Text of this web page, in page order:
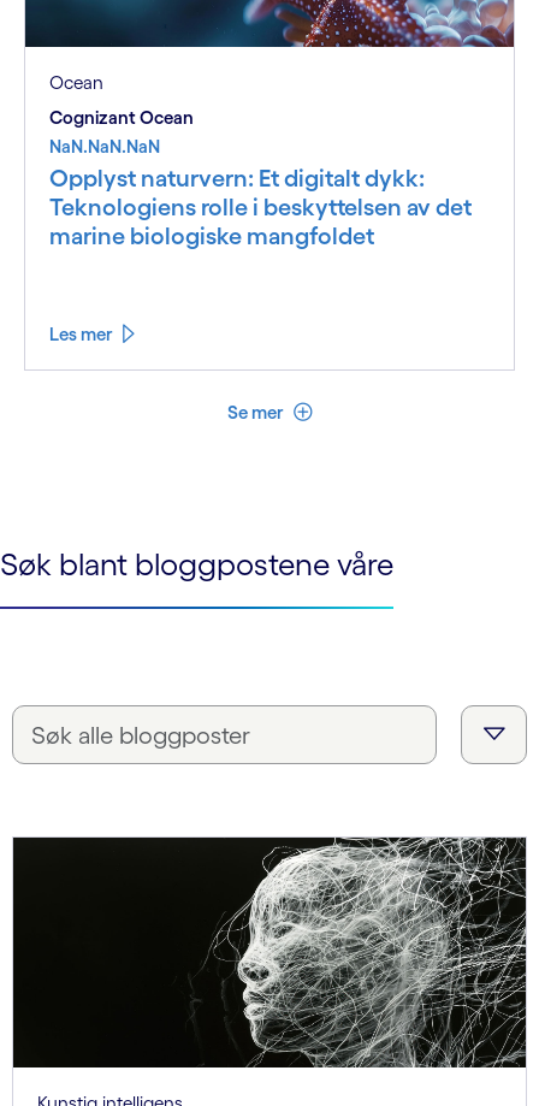
Ocean
Cognizant Ocean
NaN.NaN.NaN
Opplyst naturvern: Et digitalt dykk:
Teknologiens rolle i beskyttelsen av det
marine biologiske mangfoldet
Les mer
Se mer Se mindre
Søk blant bloggpostene våre